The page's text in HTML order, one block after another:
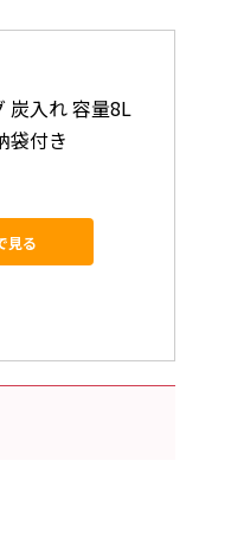
炭入れ 容量8L
袋付き
見る